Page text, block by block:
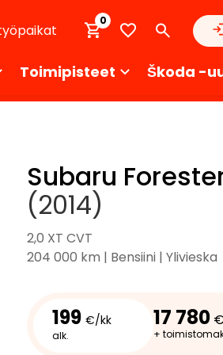
0
Toimipisteet Škoda -
Subaru
(2014)
2,0 XT CVT
204 000 km | Bensiini | Ylivieska
199 €/kk
alk.
17 780 €
+